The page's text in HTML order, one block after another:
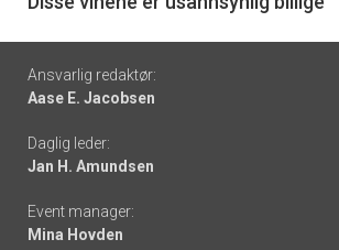
Footer
-
links
Ansvarlig redaktør:
Aase E. Jacobsen
Daglig leder:
Jan H. Amundsen
Event manager:
Mina Hovden